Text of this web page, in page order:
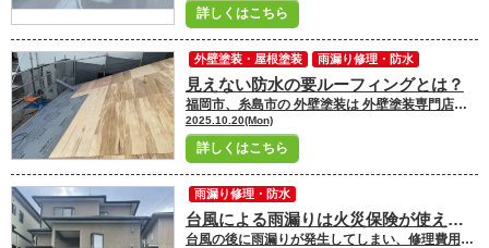
詳しくはこちら
見えない防水の要ルーフィングとは？
福岡市、糸島市の 外壁塗装は 外壁塗装専門店ユーペイントへ お任せください！！★☆ ＼ブログ更新中／ 福岡市・糸島市にお住いの皆さんこんにちは！ 福岡市・糸島市地域密着の塗装専門店ユーペイント ショールームスタッフの原澤です
2025.10.20(Mon)
詳しくはこちら
外壁塗装・屋根塗装 雨漏り修理・防水
台風による雨漏りは火災保険が使える？申請時の流れや注意点を解説
台風の後に雨漏りが発生してしまい、修理費用にお悩みではありませんか。 条件によっては、台風による雨漏りは火災保険を利用して修理できる可能性があります。 本記事では、台風による雨漏りを火災保険で修理できる条件や利用の流れ、注意点などについて解説します。 台風の被害に便乗した悪質業者を避けるコツについても解説しますので、ぜひお役立てください。 台風による雨漏りを火災保険で修理できる4つの条件 台風による雨漏りを火災保険で修理できる条件は、以下の4つです。 ・台風による被害が直接的な雨漏りの原因である・台風（風災）が火災保険の補償対象に含まれている・被害発生から3年以内に申請している・修理費用が保険金を受け取れる金額を上回っている それぞれについて、詳しく解説します。 台風による被害が直接的な雨漏りの原因である 火災保険の対象になるのは、台風が雨漏りの直接的な原因の場合です。 台風による被害としては、以下のような例が挙げられます。 ・強風で屋根瓦が飛ばされてしまった・強風や飛来物で窓・天窓が割れてしまった・飛来物で外壁やベランダが破損した・大量の雨水で雨樋が詰まってしまった など 台風による被害が原因かどうかは、最終的に保険会社の審査で判断されます。 自身では台風による被害だと思っていても、経年劣化と判断される可能性はある点は知っておきましょう。 台風（風災）が火災保険の補償対象に含まれている 台風による雨漏りは「風災補償」の対象になります。 風災とは台風や竜巻、暴風雨などが原因で発生した被害のことです。 中には、台風による被害は水災補償の対象ではないかと思われた方もいるかもしれません。 水災補償は洪水などの大規模な水害による被害が対象で、雨漏りは対象外となります。 台風による雨漏りに火災保険の利用を検討する場合、加入している保険に風災補償が含まれているかチェックしてください。 被害発生から3年以内に申請している 火災保険を請求できる期間にもルールがあります。 原則として保険金を請求できるのは、台風による雨漏りが発生してから3年以内と保険法で定められています。 また、申請まで期間があいてしまうと、台風による雨漏りかどうかの証明がしにくくなるのも問題点です。 台風による雨漏りに気づいた時点で、なるべく早く申請するのがおすすめです。 修理費用が保険金を受け取れる金額を上回っている 加入している火災保険のタイプによっても、保険金を受け取れるかどうか変わる場合があります。 火災保険には「免責型」と「フランチャイズ型」の2タイプがあります。 免責型とは、契約する際に免責金額（自己負担額）を設定する方式です。 修理費用（損害額）が免責金額を超えた場合は、免責金額を差し引いた金額が保険金として支払われます。 たとえば、修理費用が30万円で免責金額が5万円の場合、受け取る保険金は25万円です。 免責型の場合、修理費用が免責金額以下であれば保険金は支払われません。 フランチャイズ方式は、損害額が設定金額（一般的には20万円）以上かかった場合のみ、保険金が全額支払われる方式です。 たとえば、修理費用が30万円で設定金額が20万円であれば、30万円全額が支払われます。 修理費用が設定金額未満であれば、保険金は支払われないため注意しましょう。 雨漏りを火災保険で修理できないケース 以下に挙げるケースでは、火災保険の対象外となる場合がほとんどです。 ・経年劣化が原因と判断されたケース・施工不良が原因のケース・人為的なミスやトラブルが原因のケース 上記3つのケースについて、詳しく解説します。 経年劣化が原因と判断されたケース よくあるのが、経年劣化と判断されて対象外になるケースです。 火災保険の対象になるのは、あくまで自然災害による被害のみです。 保険会社の審査で、台風ではなく経年劣化が原因の雨漏りと判断されてしまうと対象外になります。 台風による被害であると証明しやすくするために、可能な範囲で被害状況の写真を撮っておくのがおすすめです。 施工不良が原因のケース 新築やリフォームの施工不良が原因で雨漏りした場合は、火災保険の対象になりません。 新築から10年以内に発生した雨漏りは、瑕疵担保責任補償の対象となる可能性があります。 瑕疵担保責任補償の対象になるかもしれないと思った場合は、購入先に連絡しましょう。 また、リフォーム後間もなく発生した雨漏りも、火災保険の対象外です。 リフォームを依頼した業者に連絡し、保証対応ができるかどうか確認してください。 人為的なミス・トラブルが原因のケース 故意や重大な過失、法令違反で損害が発生した場合は火災保険の対象外となります。 具体的には以下のようなケースが挙げられます。 ・DIYで修理しようとして破損してしまった・火災保険を利用するためにわざと壊した・窓を閉め忘れて雨が吹き込んでしまい水浸しになった など 自分で行うのは応急処置にとどめ、必ず業者に相談しましょう。 雨漏りで火災保険を利用する際の流れ 雨漏りで火災保険を利用する際の流れは、以下のとおりです。 1．被害状況の確認2．保険会社に連絡3．雨漏り修理の見積もりを取得4．書類を確認して申請5．保険会社による現場調査6．審査通過後に修理を依頼 また、申請時に提出を求められる書類の例は以下になります。 ・保険金請求書・修理の見積書・被害箇所の写真 など 申請の流れや必要書類は保険会社によっても異なるため、連絡した際に確認するのをおすすめします。 台風による雨漏りで火災保険を申請するときの注意点 火災保険を申請する際にも、注意すべきポイントがいくつか存在します。 トラブルに巻き込まれないためにも、申請前にチェックしておくのがおすすめです。 請求は自身で行う 原則として火災保険は、本人が申請する決まりです。 申請を業者に任せてしまうと高額な成果報酬を請求されたり、虚偽の申請をされたりといったトラブルに巻き込まれやすくなります。 基本的には、申請時に疑問点があれば保険会社に確認するのをおすすめします。 火災保険が適用されてから契約を結ぶ 火災保険を申請しても適用されるとは限らないため、先に契約してしまうのは危険です。 保険金がもらえると思い込んで先に契約してしまうと、申請が却下されても自己負担で工事しなくてはならなくなります。 修理業者に依頼するのは、保険会社の審査が通過したのを確認してからにしましょう。 台風に便乗した悪質業者に注意する 台風の被害に便乗し「火災保険を使って無料で修理できる」などと勧誘する悪質業者が存在します。 悪質業者に依頼してしまうと、手抜き工事などのトラブルに巻き込まれやすくなるため要注意です。 後から高額な追加工事が必要と迫られ、契約を解除しようとすると高額なキャンセル料を請求されるケースもあります。 アポなしで突然訪問してきた業者は警戒し、即決は避けるのをおすすめします。 雨漏り修理を依頼する業者の選び方 業者を選ぶ際は、雨漏り診断や修理の実績が豊富かどうかをチェックしましょう。 雨漏りの原因を特定するには、高い専門知識と技術が必要になるためです。 また、雨漏りの原因を正確に特定してから修理しないと、すぐに再発してしまいます。 雨漏り診断や修理の経験が豊富な業者なら、品質の高い施工が受けられる可能性が高いといえます。 加えて火災保険について詳しい業者なら、より的確なアドバイスをもらいやすく安心です。 台風が原因の雨漏りで火災保険を検討するなら信頼できる業者に相談しよう 台風は風災に該当し、条件を満たせば雨漏り修理で火災保険を利用できる可能性があります。 台風による被害かは保険会社の審査で判断されるため、申請しても保険金を受け取れるとは限らない点には要注意です。 悪質業者の被害に巻き込まれないためにも契約は自身で行い、保険が適用されてから業者と契約するようにしましょう。 業者を選ぶ際は雨漏り診断や修理の実績が豊富で、火災保険に詳しいかどうかで判断するのがおすすめです。
雨漏り修理・防水